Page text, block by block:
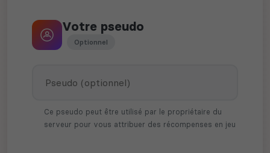
Votre pseudo
Optionnel
Ce pseudo peut être utilisé par le propriétaire du
serveur pour vous attribuer des récompenses en jeu